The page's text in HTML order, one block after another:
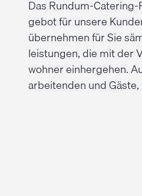
Das Rundum-
gebot für unsere
über­nehmen für Sie
leistungen, die mit der
wohner einher­gehen.
arbeitenden und